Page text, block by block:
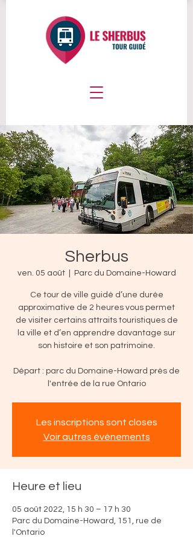
Sherbus
ven. 05 août
  |
Parc du Domaine-Howard
Ce tour de ville guidé d’une durée
approximative de 2 heures vous permet
de visiter certains attraits touristiques de
la ville et d’en apprendre davantage sur
son histoire et son patrimoine.
Départ : parc du Domaine-Howard près de
l'entrée de la rue Ontario
Les inscriptions sont closes
Voir autres événements
Heure et lieu
05 août 2022, 15 h 30 – 17 h 30
Parc du Domaine-Howard, 151, rue de
l'Ontario